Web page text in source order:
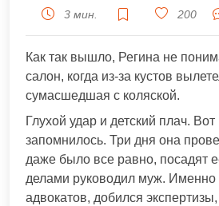
3 мин. 200
Как так вышло, Регина не
салон, когда из-за кустов
сумасшедшая с коляской.
Глухой удар и детский плач. Вот
запомнилось. Три дня она
даже было все равно, посадят
делами руководил муж. Именно
адвокатов, добился